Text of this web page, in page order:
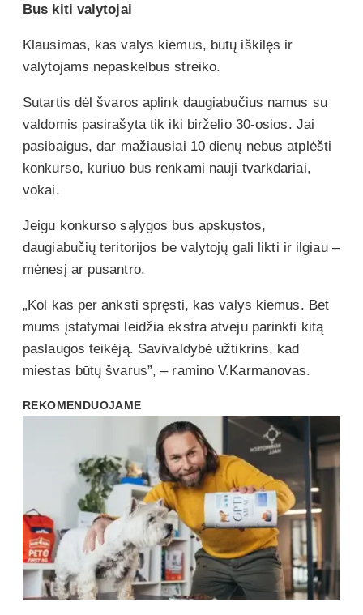
Bus kiti valytojai
Klausimas, kas valys kiemus, būtų iškilęs ir
valytojams nepaskelbus streiko.
Sutartis dėl švaros aplink daugiabučius namus su
valdomis pasirašyta tik iki birželio 30-osios. Jai
pasibaigus, dar mažiausiai 10 dienų nebus atplėšti
konkurso, kuriuo bus renkami nauji tvarkdariai,
vokai.
Jeigu konkurso sąlygos bus apskųstos,
daugiabučių teritorijos be valytojų gali likti ir ilgiau –
mėnesį ar pusantro.
„Kol kas per anksti spręsti, kas valys kiemus. Bet
mums įstatymai leidžia ekstra atveju parinkti kitą
paslaugos teikėją. Savivaldybė užtikrins, kad
miestas būtų švarus”, – ramino V.Karmanovas.
REKOMENDUOJAME